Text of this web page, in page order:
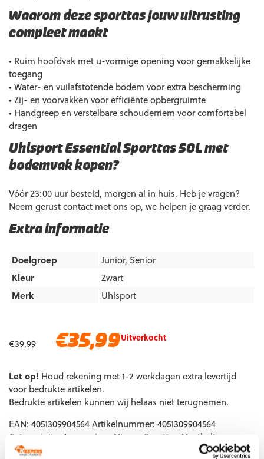
€39,99
Oorspronkelijke
€39,99.
€35,99Huidige
€35,99.
Uitverkocht
Let op! Houd rekening met 1-2 werkdagen extra levertijd
voor bedrukte artikelen.
Bedrukte artikelen kunnen wij helaas niet terugnemen.
EAN: 4051309904564Artikelnummer: 4051309904564
Categorieën:
Accessoires Nieuw Sporttas Voetbaltas
Extra informatie
Doelgroep Junior, Senior
Kleur
Zwart
Merk
Uhlsport
Waarom deze sporttas jouw uitrusting
compleet maakt
• Ruim hoofdvak met u-vormige opening voor gemakkelijke
toegang
• Water- en vuilafstotende bodem voor extra bescherming
• Zij- en voorvakken voor efficiënte opbergruimte
• Handgreep en verstelbare schouderriem voor comfortabel
dragen
Uhlsport Essential Sporttas 50L met
bodemvak kopen?
Vóór 23:00 uur besteld, morgen al in huis. Heb je vragen?
Neem gerust contact met ons op, we helpen je graag verder.